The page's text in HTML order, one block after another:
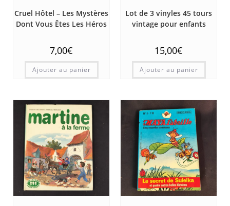
Cruel Hôtel – Les Mystères
Dont Vous Êtes Les Héros
7,00€
Ajouter au panier
Lot de 3 vinyles 45 tours
vintage pour enfants
15,00€
Ajouter au panier